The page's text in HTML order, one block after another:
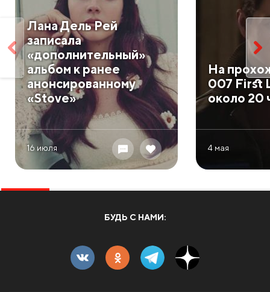
Лана Дель Рей
записала
«дополнительный»
альбом к ранее
анонсированному
«Stove»
16 июля
На
007 First
около 20
4 мая
БУДЬ С НАМИ: